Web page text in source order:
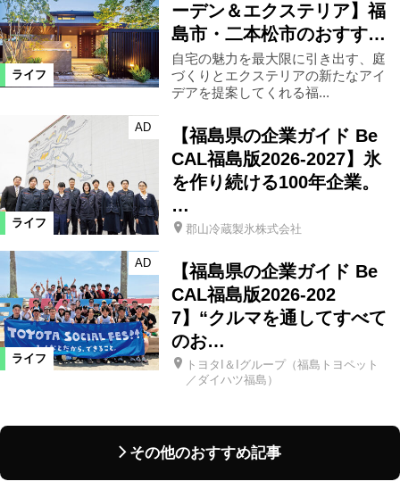
ライフ
ーデン＆エクステリア】福
島市・二本松市のおすす…
自宅の魅力を最大限に引き出す、庭
づくりとエクステリアの新たなアイ
デアを提案してくれる福...
ライフ
AD
【福島県の企業ガイド Be
CAL福島版2026-2027】氷
を作り続ける100年企業。
…
郡山冷蔵製氷株式会社
ライフ
AD
【福島県の企業ガイド Be
CAL福島版2026-202
7】“クルマを通してすべて
のお…
トヨタI＆Iグループ（福島トヨペット
／ダイハツ福島）
その他のおすすめ記事